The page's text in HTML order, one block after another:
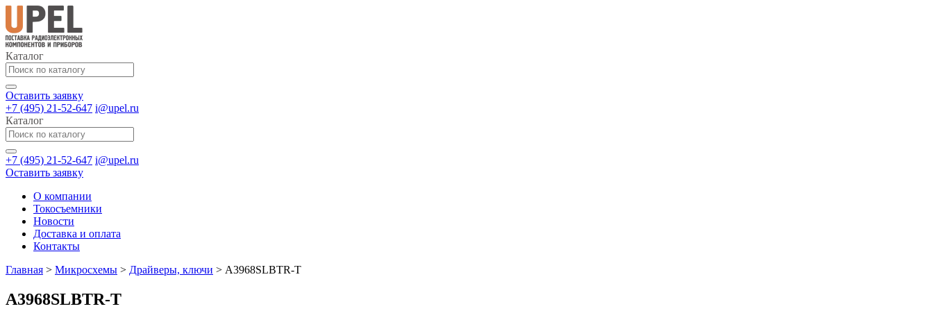
Каталог
Оставить заявку
+7 (495) 21-52-647 i@upel.ru
Каталог
+7 (495) 21-52-647 i@upel.ru
Оставить заявку
О компании
Токосъемники
Новости
Доставка и оплата
Контакты
Главная > Микросхемы > Драйверы, ключи > A3968SLBTR-T
A3968SLBTR-T